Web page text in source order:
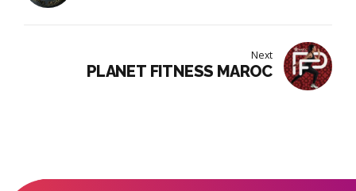
Next
PLANET FITNESS MAROC